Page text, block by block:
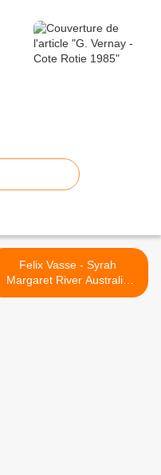
Felix Vasse - Syrah
Margaret River Australie
2004 >